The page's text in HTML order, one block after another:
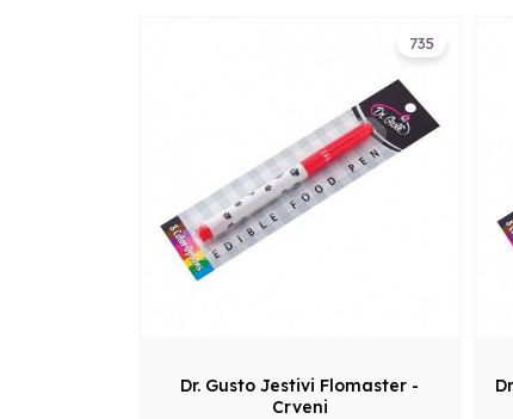
735
Dr. Gusto Jestivi Flomaster -
Crveni